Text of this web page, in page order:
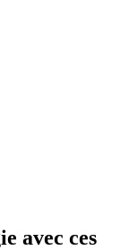
avec ces